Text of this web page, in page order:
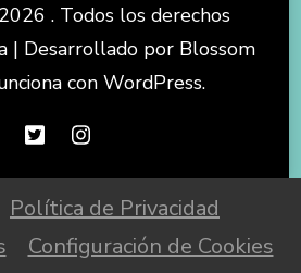
. Todos los derechos
| Desarrollado por Blossom
con WordPress.
Política de Privacidad
Configuración de Cookies